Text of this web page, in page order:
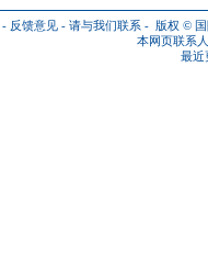
- 反馈意见 - 请与我们联系 - 版权 ©
本网页联系
最近